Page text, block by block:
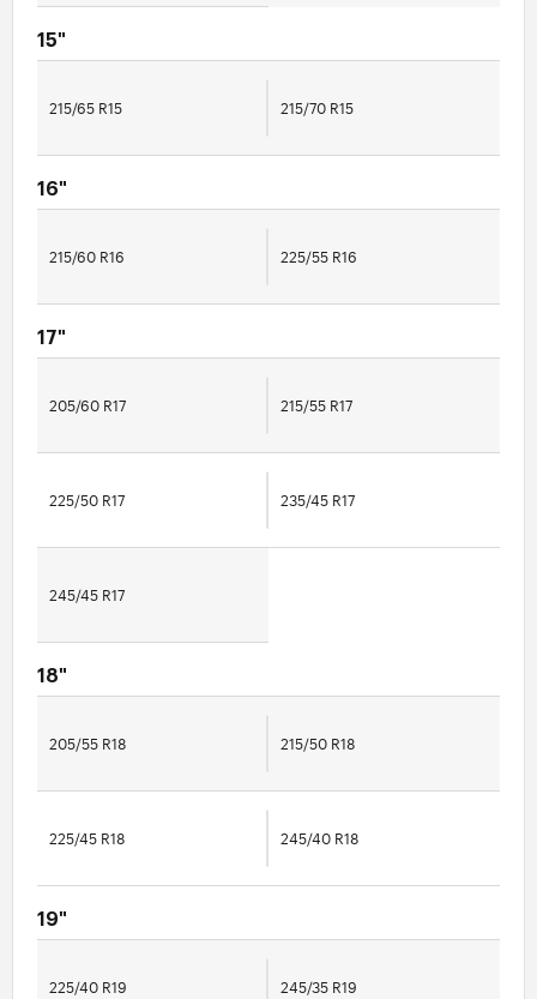
15"
215/65 R15 215/70 R15
16"
215/60 R16 225/55 R16
17"
205/60 R17 215/55 R17
225/50 R17 235/45 R17
245/45 R17
18"
205/55 R18 215/50 R18
225/45 R18 245/40 R18
19"
225/40 R19 245/35 R19